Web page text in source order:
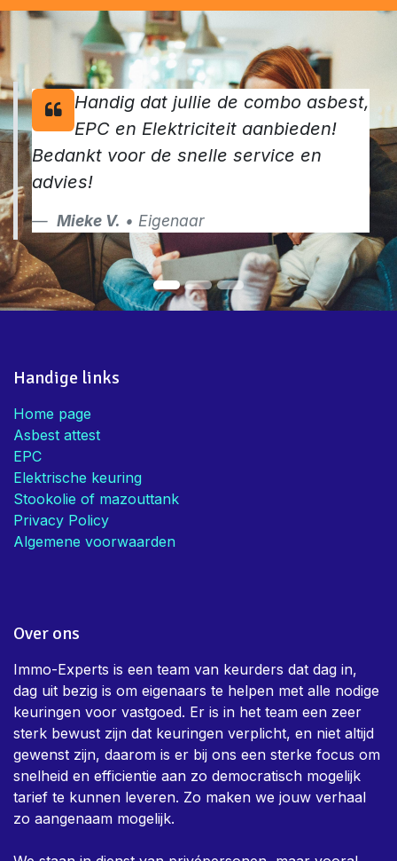
Handig dat jullie de combo asbest,
EPC en Elektriciteit aanbieden!
Bedankt voor de snelle service en
advies!
Mieke V. • Eigenaar
Handige links
Home page
Asbest attest
EPC
Elektrische keuring
Stookolie of mazouttank
Privacy Policy
Algemene voorwaarden
Over ons
Immo-Experts is een team van keurders dat dag in,
dag uit bezig is om eigenaars te helpen met alle nodige
keuringen voor vastgoed. Er is in het team een zeer
sterk bewust zijn dat keuringen verplicht, en niet altijd
gewenst zijn, daarom is er bij ons een sterke focus om
snelheid en efficientie aan zo democratisch mogelijk
tarief te kunnen leveren. Zo maken we jouw verhaal
zo aangenaam mogelijk.